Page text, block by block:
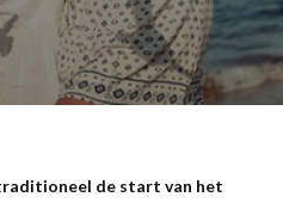
de start van het